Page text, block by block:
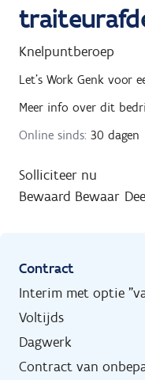
Knelpuntberoep
Let's Work Genk voor
Meer info over dit
Online sinds: 30 dagen
Solliciteer nu
Bewaard Bewaar
Contract
Interim met optie
Voltijds
Dagwerk
Contract van